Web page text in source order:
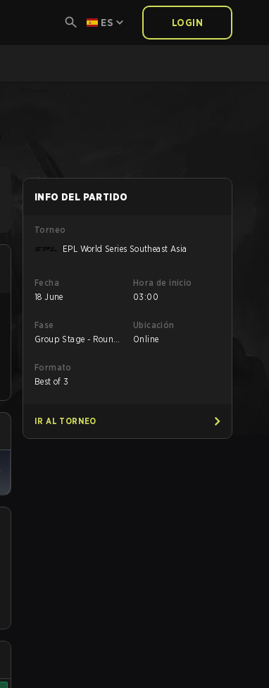
ES LOGIN
INFO DEL PARTIDO
Torneo
EPL World Series Southeast Asia
Fecha
18 June
Hora de inicio
03:00
Fase
Group Stage - Round
Ubicación
Online
Formato
Best of 3
IR AL TORNEO